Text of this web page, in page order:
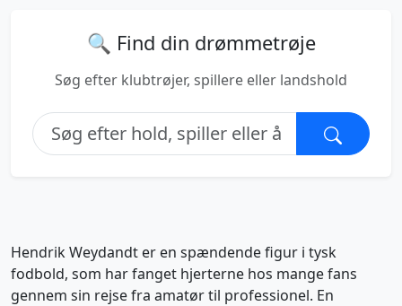
🔍 Find din drømmetrøje
Søg efter klubtrøjer, spillere eller landshold
Hendrik Weydandt er en spændende figur i tysk
fodbold, som har fanget hjerterne hos mange fans
gennem sin rejse fra amatør til professionel. En